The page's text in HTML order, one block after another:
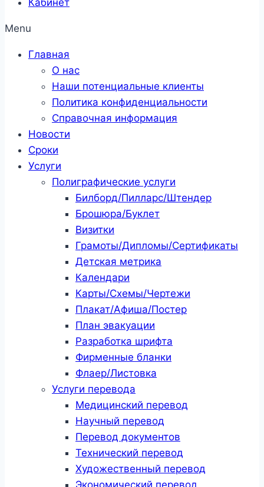
Menu
Главная
О нас
Наши потенциальные клиенты
Политика конфиденциальности
Справочная информация
Новости
Сроки
Услуги
Полиграфические услуги
Билборд/Пилларс/Штендер
Брошюра/Буклет
Визитки
Грамоты/Дипломы/Сертификаты
Детская метрика
Календари
Карты/Схемы/Чертежи
Плакат/Афиша/Постер
План эвакуации
Разработка шрифта
Фирменные бланки
Флаер/Листовка
Услуги перевода
Медицинский перевод
Научный перевод
Перевод документов
Технический перевод
Художественный перевод
Экономический перевод